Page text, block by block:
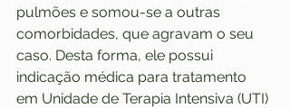
pulmões e somou-se a outras
comorbidades, que agravam o seu
caso. Desta forma, ele possui
indicação médica para tratamento
em Unidade de Terapia Intensiva (UTI)